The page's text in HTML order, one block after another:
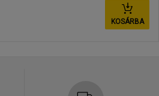
KOSÁRBA